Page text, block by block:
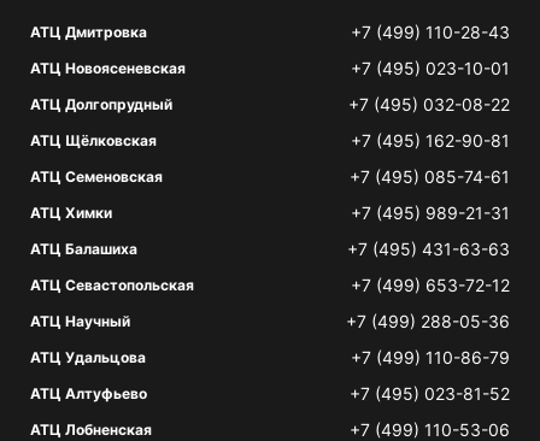
АТЦ Дмитровка +7 (499) 110-28-43
АТЦ Новоясеневская +7 (495) 023-10-01
АТЦ Долгопрудный +7 (495) 032-08-22
АТЦ Щёлковская +7 (495) 162-90-81
АТЦ Семеновская +7 (495) 085-74-61
АТЦ Химки +7 (495) 989-21-31
АТЦ Балашиха +7 (495) 431-63-63
АТЦ Севастопольская +7 (499) 653-72-12
АТЦ Научный +7 (499) 288-05-36
АТЦ Удальцова +7 (499) 110-86-79
АТЦ Алтуфьево +7 (495) 023-81-52
АТЦ Лобненская +7 (499) 110-53-06